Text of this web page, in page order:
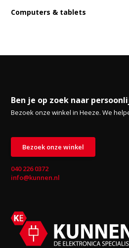
Computers & tablets
Ben je op zoek naar
Bezoek onze winkel in Heeze. We
Bezoek onze winkel
040 226 0372
info@kunnen.nl